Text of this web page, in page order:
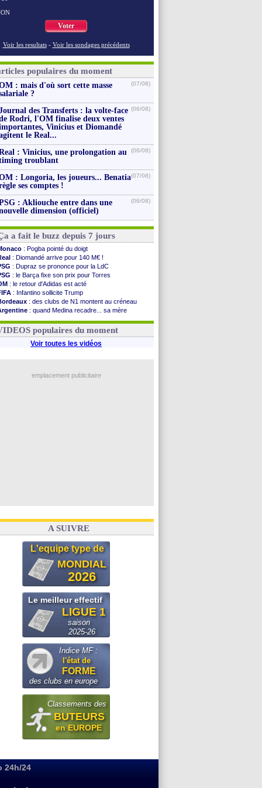
Voter
Voir les resultats - Voir les sondages précédents
populaires du moment
: mais d'où sort cette masse
?
(07/08)
des Transferts : la volte-face
Rodri, l'OM finalise deux ventes
Vinicius et Diomandé
le Real...
(06/08)
: Vinicius, une prolongation au
troublant
(06/08)
: Longoria, les joueurs... Benatia
ses comptes !
(07/08)
: Akliouche entre dans une
dimension (officiel)
(06/08)
a fait le buzz depuis 7 jours
: Pogba pointé du doigt
: Diomandé arrive pour 140 M€ !
: Dupraz se prononce pour la LdC
: le Barça fixe son prix pour Torres
: le retour d'Adidas est acté
: Infantino sollicite Trump
: des clubs de N1 montent au créneau
: quand Medina recadre... sa mère
: Paixão attire un 2e club anglais
populaires du moment
Voir toutes les vidéos
emplacement publicitaire
A SUIVRE
L'equipe type de
MONDIAL
2026
Le meilleur effectif
LIGUE 1
saison
2025-26
Indice MF :
l'état de
FORME
des clubs en europe
Classements des
BUTEURS
en EUROPE
24h/24